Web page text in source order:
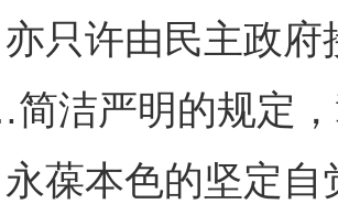
只许由民主政
洁严明的规定
葆本色的坚定